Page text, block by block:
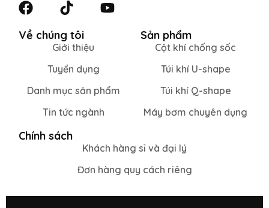
Về chúng tôi
Giới thiệu
Tuyển dụng
Danh mục sản phẩm
Tin tức ngành
Sản phẩm
Cột khí chống sốc
Túi khí U-shape
Túi khí Q-shape
Máy bơm chuyên dụng
Chính sách
Khách hàng sỉ và đại lý
Đơn hàng quy cách riêng